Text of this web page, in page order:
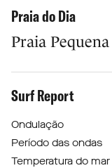
Praia do Dia
Praia Pequena
Surf Report
Ondulação
Período das ondas
Temperatura do mar